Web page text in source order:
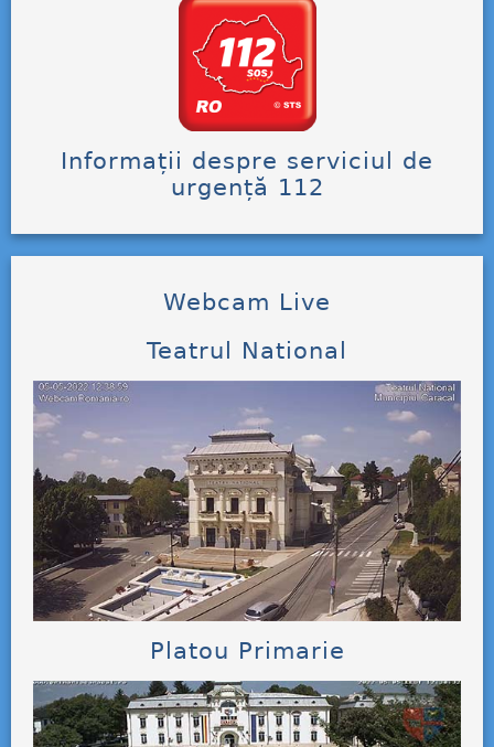
Informații despre serviciul de
urgență 112
Webcam Live
Teatrul National
Platou Primarie